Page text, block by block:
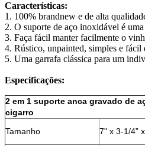
Características:
1. 100% brandnew e de alta
2. O suporte de aço inoxidável é
3. Faça fácil manter facilmente o
4. Rústico, unpainted, simples e fácil
5. Uma garrafa clássica para um
Especificações:
2 em 1 suporte anca gravado de
cigarro
Tamanho
7" x 3-1/4”